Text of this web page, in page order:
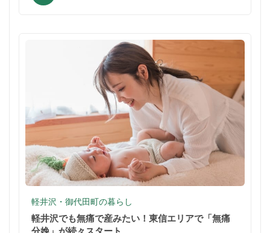
軽井沢・御代田町の暮らし
軽井沢でも無痛で産みたい！東信エリアで「無痛